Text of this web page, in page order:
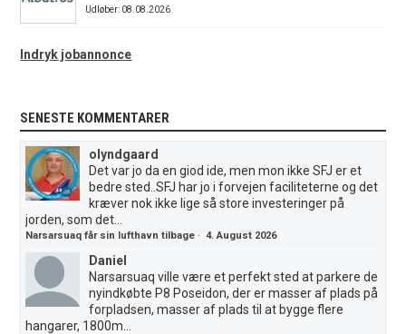
Udløber: 08.08.2026
Indryk jobannonce
SENESTE KOMMENTARER
olyndgaard
Det var jo da en giod ide, men mon ikke SFJ er et
bedre sted..SFJ har jo i forvejen faciliteterne og det
kræver nok ikke lige så store investeringer på
jorden, som det...
Narsarsuaq får sin lufthavn tilbage ·4. August 2026
Daniel
Narsarsuaq ville være et perfekt sted at parkere de
nyindkøbte P8 Poseidon, der er masser af plads på
forpladsen, masser af plads til at bygge flere
hangarer, 1800m...